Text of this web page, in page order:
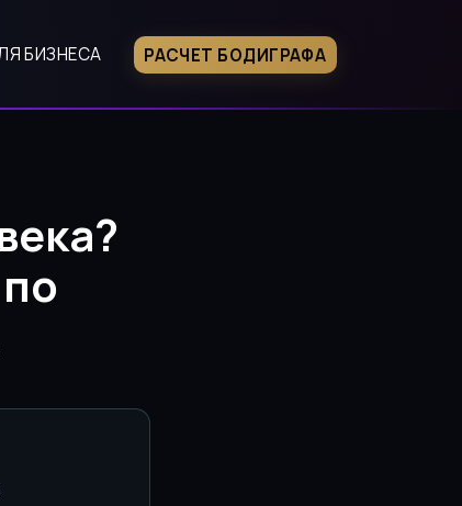
БИЗНЕСА РАСЧЕТ БОДИГРАФА
росту в 2025 году.